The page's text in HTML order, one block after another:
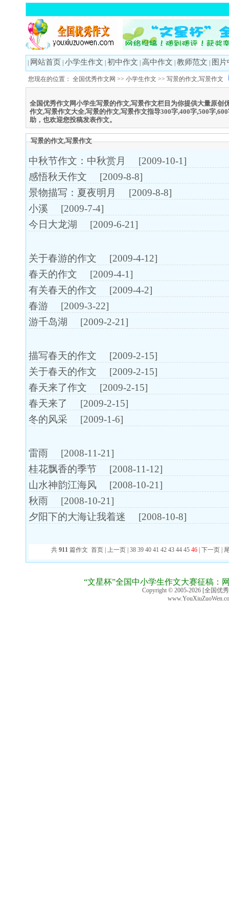
网站首页 小学生作文 初中作文 高中作文 教师范文 图
您现在的位置： 全国优秀作文网 >> 小学生作文 >> 写景的作文,写景作文
全国优秀作文网小学生写景的作文,写景作文栏目为你提供大量原创
作文,写景作文大全,写景的作文,写景作文指导300字,400字,500字
助，也欢迎您投稿发表作文。
写景的作文,写景作文
中秋节作文：中秋赏月
[2009-10-1]
感悟秋天作文 [2009-8-8]
景物描写：夏夜明月
[2009-8-8]
小溪 [2009-7-4]
今日大龙湖 [2009-6-21]
关于春游的作文 [2009-4-12]
春天的作文 [2009-4-1]
有关春天的作文 [2009-4-2]
春游 [2009-3-22]
游千岛湖 [2009-2-21]
描写春天的作文 [2009-2-15]
关于春天的作文 [2009-2-15]
春天来了作文 [2009-2-15]
春天来了
[2009-2-15]
冬的风采 [2009-1-6]
雷雨 [2008-11-21]
桂花飘香的季节 [2008-11-12]
山水神韵江海风 [2008-10-21]
秋雨 [2008-10-21]
夕阳下的大海让我着迷 [2008-10-8]
共 911 篇作文 首页 上一页 38 39 40 41 42 43 44 45 46 | 下一页 |
“文星杯”全国中小学生作文大赛征稿：
Copyright © 2005-2026 [全国优